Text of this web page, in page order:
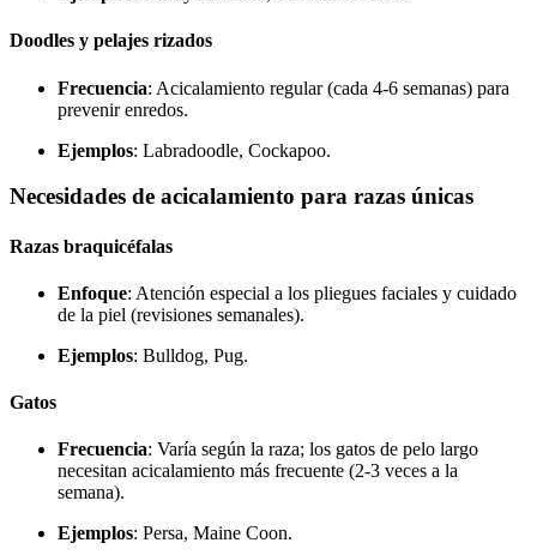
Doodles y pelajes rizados
Frecuencia: Acicalamiento regular (cada 4-6 semanas) para
prevenir enredos.
Ejemplos: Labradoodle, Cockapoo.
Necesidades de acicalamiento para razas únicas
Razas braquicéfalas
Enfoque: Atención especial a los pliegues faciales y cuidado
de la piel (revisiones semanales).
Ejemplos: Bulldog, Pug.
Gatos
Frecuencia: Varía según la raza; los gatos de pelo largo
necesitan acicalamiento más frecuente (2-3 veces a la
semana).
Ejemplos: Persa, Maine Coon.